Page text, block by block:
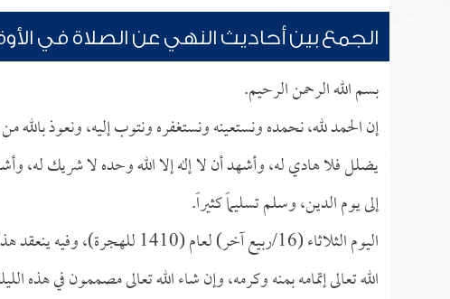
الجمع بين أحاديث النهي عن الصلاة في
بسم الله الرحمن الرحيم.
إن الحمد لله، نحمده ونستعينه ونستغفره ونتوب إليه، ونعوذ
يضلل فلا هادي له، وأشهد أن لا إله إلا الله وحده لا شريك له،
إلى يوم الدين، وسلم تسليماً كثيراً.
اليوم الثلاثاء (16/ربيع آخر)
الله تعالى إتمامه بمنه وكرمه، وإن شاء الله تعالى مصممون في هذه